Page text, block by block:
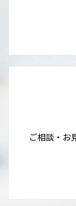
ご相談・お